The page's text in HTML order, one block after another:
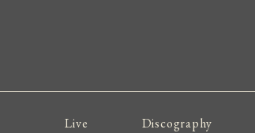
Live Discography